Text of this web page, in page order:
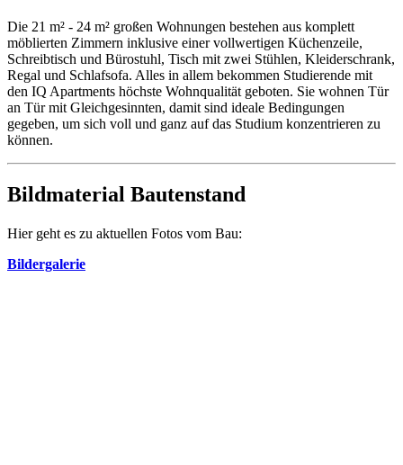
Die 21 m² - 24 m² großen Wohnungen bestehen aus komplett
möblierten Zimmern inklusive einer vollwertigen Küchenzeile,
Schreibtisch und Bürostuhl, Tisch mit zwei Stühlen, Kleiderschrank,
Regal und Schlafsofa. Alles in allem bekommen Studierende mit
den IQ Apartments höchste Wohnqualität geboten. Sie wohnen Tür
an Tür mit Gleichgesinnten, damit sind ideale Bedingungen
gegeben, um sich voll und ganz auf das Studium konzentrieren zu
können.
Bildmaterial Bautenstand
Hier geht es zu aktuellen Fotos vom Bau:
Bildergalerie